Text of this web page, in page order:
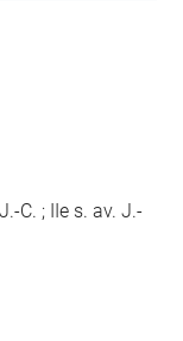
C. ; IIe s. av. J.-